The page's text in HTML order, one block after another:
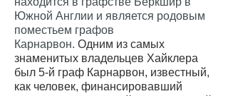
Южной Англии и является родовым
поместьем графов
Карнарвон. Одним из самых
знаменитых владельцев Хайклера
был 5-й граф Карнарвон, известный,
как человек, финансировавший